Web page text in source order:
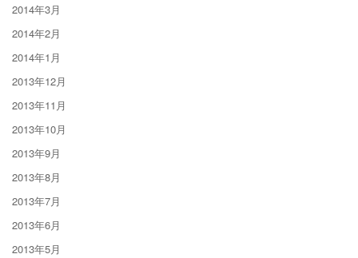
2014年3月
2014年2月
2014年1月
2013年12月
2013年11月
2013年10月
2013年9月
2013年8月
2013年7月
2013年6月
2013年5月